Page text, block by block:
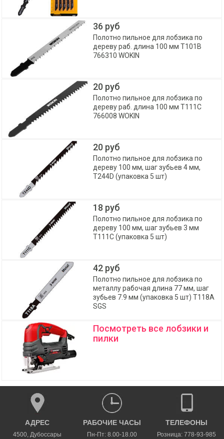
36 руб
Полотно пильное для лобзика по
дереву раб. длина 100 мм T101B
766310 WOKIN
20 руб
Полотно пильное для лобзика по
дереву раб. длина 100 мм T111C
766008 WOKIN
20 руб
Полотно пильное для лобзика по
дереву 100 мм, шаг зубьев 4 мм,
T244D (упаковка 5 шт)
18 руб
Полотно пильное для лобзика по
дереву 100 мм, шаг зубьев 3 мм
T111C (упаковка 5 шт)
42 руб
Полотно пильное для лобзика по
металлу рабочая длина 77 мм, шаг
зубьев 7.9 мм (упаковка 5 шт) T118A
SGS
Посмотреть все лобзики и
пилки
АДРЕС
4500,Дубоссары
РАБОЧИЕ ЧАСЫ
Пн-Пт: 8.00-18.00
ТЕЛЕФОНЫ
Розница: 778-93-985